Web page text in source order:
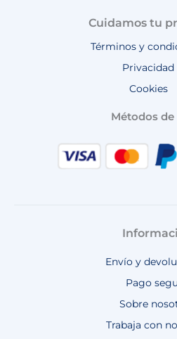
Cuidamos tu
Términos y
Privacidad
Cookies
Métodos de
Envío y
Pago
Sobre
Trabaja con